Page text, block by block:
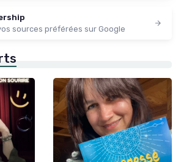
sources préférées sur Google